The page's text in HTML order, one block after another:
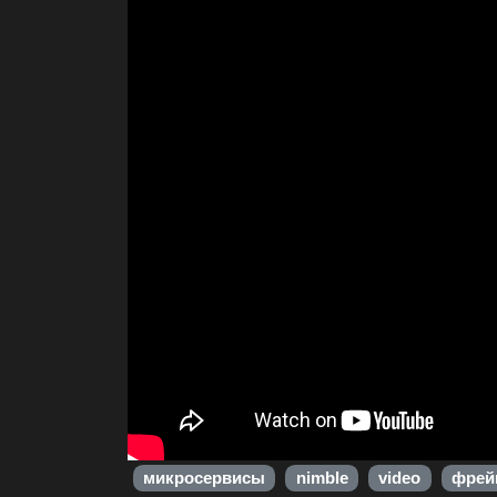
микросервисы nimble video